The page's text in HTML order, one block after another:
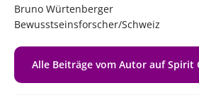
Bruno Würtenberger
Bewusstseinsforscher/Schweiz
Alle Beiträge vom Autor auf Spirit